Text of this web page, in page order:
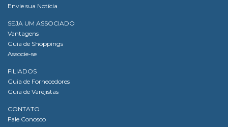
Envie sua Notícia
SEJA UM ASSOCIADO
Vantagens
Guia de Shoppings
Associe-se
FILIADOS
Guia de Fornecedores
Guia de Varejistas
CONTATO
Fale Conosco